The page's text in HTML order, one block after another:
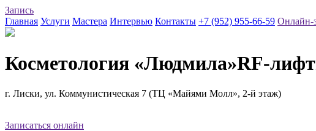
Запись
Главная Услуги Мастера Интервью Контакты +7 (952) 955-66-59 Онлайн-
Косметология «Людмила»RF-
г. Лиски, ул. Коммунистическая 7 (ТЦ «Майями Молл», 2-й этаж)
Записаться онлайн